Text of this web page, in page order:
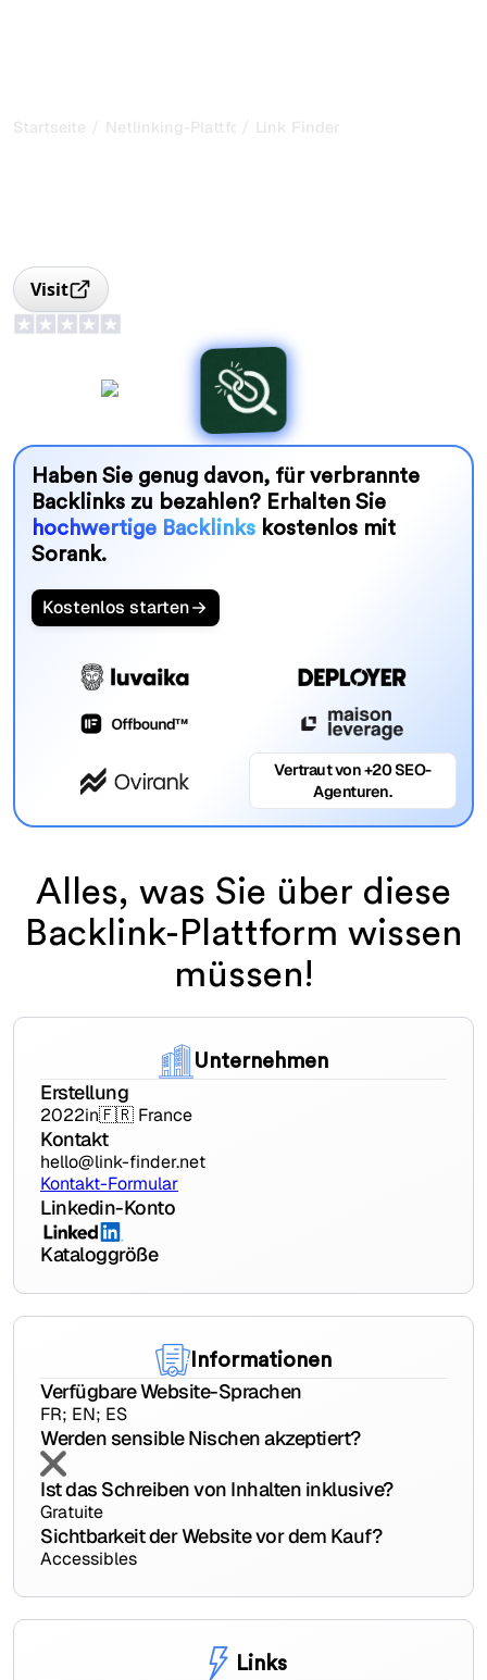
Startseite / Netlinking-Plattform
/ Link Finder
Visit
Haben Sie genug davon, für verbrannte
Backlinks zu bezahlen? Erhalten Sie
hochwertige Backlinkskostenlos mit
Sorank.
Kostenlos starten
Vertraut von +20 SEO-
Agenturen.
Alles, was Sie über diese
Backlink-Plattform wissen
müssen!
Unternehmen
Erstellung
2022in🇫🇷 France
Kontakt
hello@link-finder.net
Kontakt-Formular
Linkedin-Konto
Kataloggröße
Informationen
Verfügbare Website-Sprachen
FR; EN; ES
Werden sensible Nischen akzeptiert?
Ist das Schreiben von Inhalten inklusive?
Gratuite
Sichtbarkeit der Website vor dem Kauf?
Accessibles
Links